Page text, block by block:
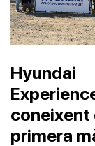
Hyundai
coneixent
primera